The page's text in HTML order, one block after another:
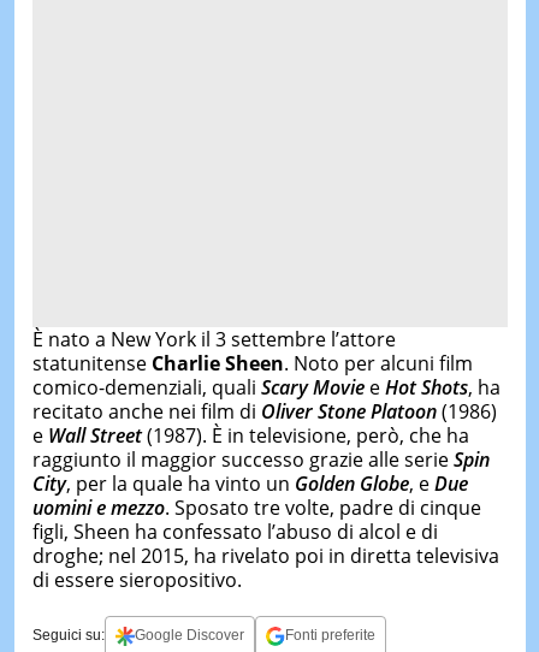
È nato a New York il 3 settembre l’attore
statunitense Charlie Sheen. Noto per alcuni film
comico-demenziali, quali Scary MovieeHot Shots, ha
recitato anche nei film di Oliver Stone Platoon(1986)
e Wall Street(1987). È in televisione, però, che ha
raggiunto il maggior successo grazie alle serieSpin
City, per la quale ha vinto un Golden Globe, eDue
uomini e mezzo. Sposato tre volte, padre di cinque
figli, Sheen ha confessato l’abuso di alcol e di
droghe; nel 2015, ha rivelato poi in diretta televisiva
di essere sieropositivo.
Seguici su: Google Discover Fonti preferite